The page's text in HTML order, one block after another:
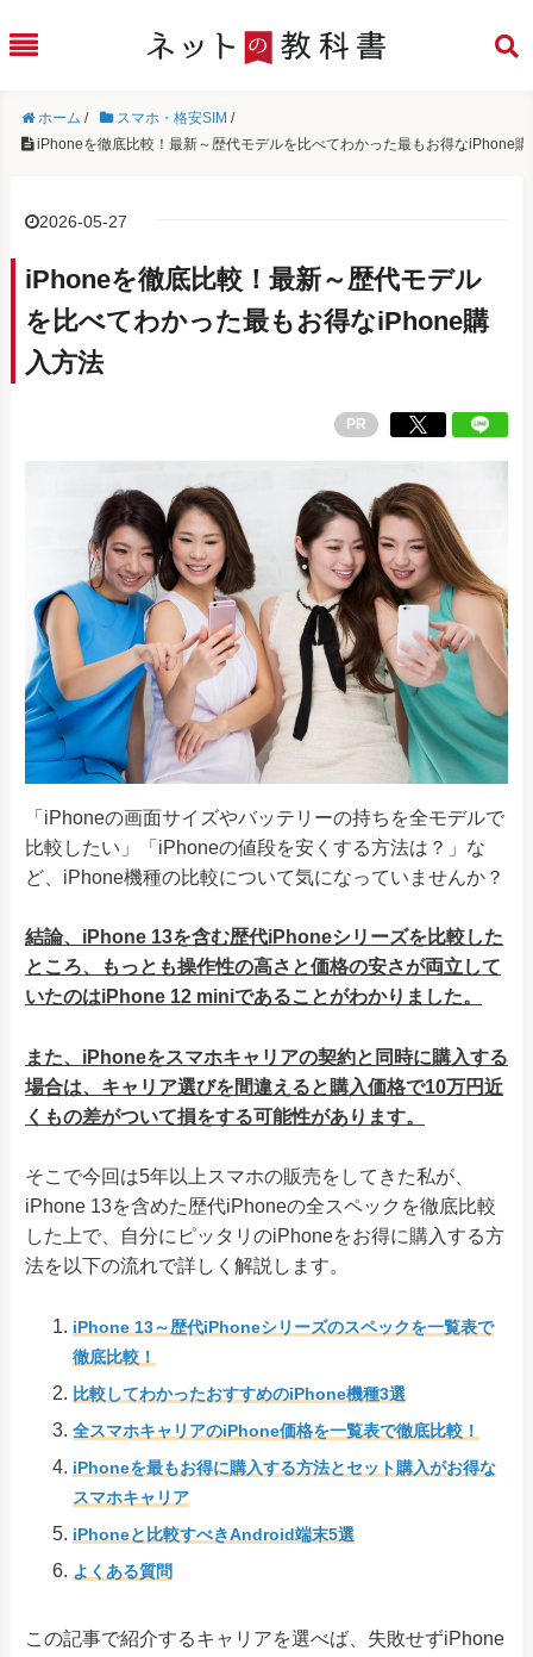
ホーム / スマホ・格安SIM /
iPhoneを徹底比較！最新～歴代モデルを比べてわかった最もお得なiPhone購
2026-05-27
iPhoneを徹底比較！最新～歴代モデル
を比べてわかった最もお得なiPhone購
入方法
PR
「iPhoneの画面サイズやバッテリーの持ちを全モデルで
比較したい」「iPhoneの値段を安くする方法は？」な
ど、iPhone機種の比較について気になっていませんか？
結論、iPhone 13を含む歴代iPhoneシリーズを比較した
ところ、もっとも操作性の高さと価格の安さが両立して
いたのはiPhone 12 miniであることがわかりました。
また、iPhoneをスマホキャリアの契約と同時に購入する
場合は、キャリア選びを間違えると購入価格で10万円近
くもの差がついて損をする可能性があります。
そこで今回は5年以上スマホの販売をしてきた私が、
iPhone 13を含めた歴代iPhoneの全スペックを徹底比較
した上で、自分にピッタリのiPhoneをお得に購入する方
法を以下の流れで詳しく解説します。
iPhone 13～歴代iPhoneシリーズのスペックを一覧表で
徹底比較！
比較してわかったおすすめのiPhone機種3選
全スマホキャリアのiPhone価格を一覧表で徹底比較！
iPhoneを最もお得に購入する方法とセット購入がお得な
スマホキャリア
iPhoneと比較すべきAndroid端末5選
よくある質問
この記事で紹介するキャリアを選べば、失敗せずiPhone